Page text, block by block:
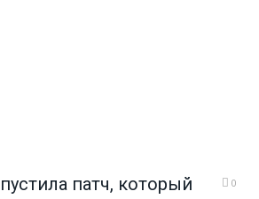
патч, который
0